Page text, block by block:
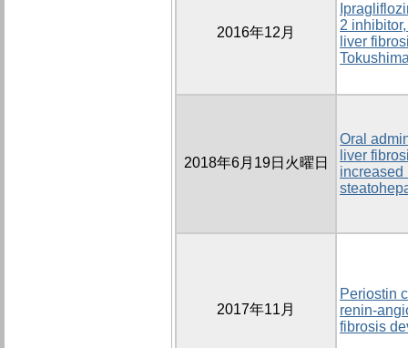
2016年12月
2
liver
2018年6月19日火曜日
Oral
liver
increased
2017年11月
Periostin
fibrosis